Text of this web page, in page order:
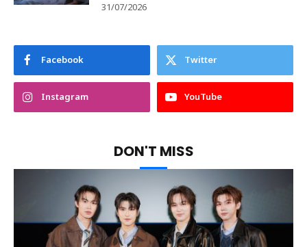
31/07/2026
Facebook Twitter
Instagram YouTube
DON'T MISS